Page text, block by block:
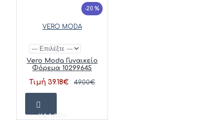
-20 %
VERO MODA
Vero Moda Γυναικείο
Φόρεμα 10299645
Τιμή 39.18€ 49.00€
ΚΑΛΆΘΙ